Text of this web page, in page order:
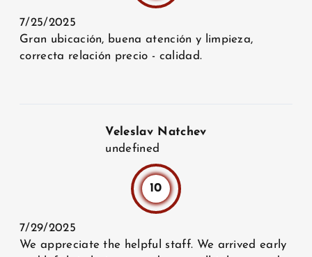
7/25/2025
Gran ubicación, buena atención y limpieza,
correcta relación precio - calidad.
Veleslav Natchev
undefined
10
7/29/2025
We appreciate the helpful staff. We arrived early